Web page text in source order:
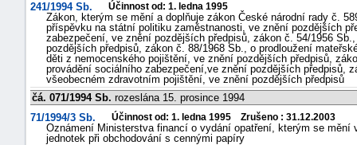
241/1994 Sb.
Účinnost od: 1. ledna 1995
Zákon, kterým se mění a doplňuje zákon České národní rady č.
příspěvku na státní politiku zaměstnanosti, ve znění pozdějších
zabezpečení, ve znění pozdějších předpisů, zákon č. 54/1956
pozdějších předpisů, zákon č. 88/1968 Sb., o prodloužení
děti z nemocenského pojištění, ve znění pozdějších předpisů,
provádění sociálního zabezpečení,ve znění pozdějších předpisů,
všeobecném zdravotním pojištění, ve znění pozdějších předpisů
čá. 071/1994 Sb. rozeslána 15. prosince 1994
71/1994/3 Sb.
Účinnost od: 1. ledna 1995 Zrušeno : 31.12.2003
Oznámení Ministerstva financí o vydání opatření, kterým se
jednotek při obchodování s cennými papíry